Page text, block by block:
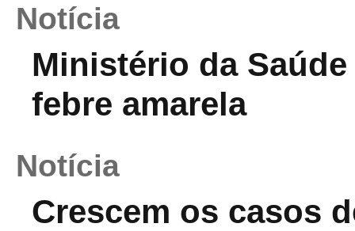
Notícia
Ministério da
febre amarela
Notícia
Crescem os casos